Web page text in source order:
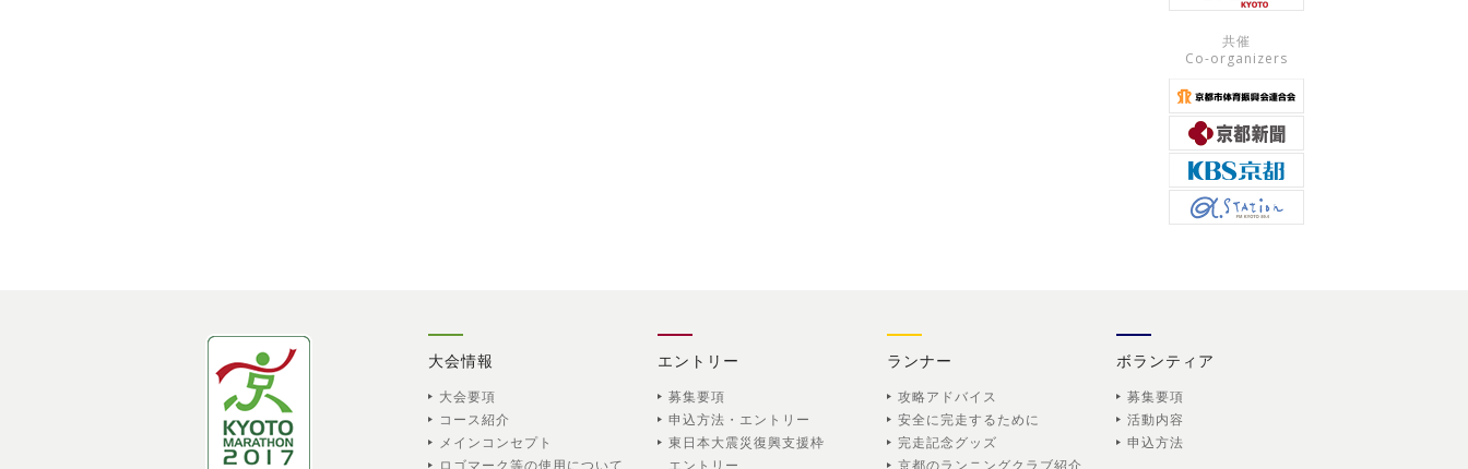
共催
Co-organizers
大会情報
大会要項
コース紹介
メインコンセプト
エントリー
募集要項
申込方法・エントリー
東日本大震災復興支援枠
ランナー
攻略アドバイス
安全に完走するために
完走記念グッズ
ボランティア
募集要項
活動内容
申込方法